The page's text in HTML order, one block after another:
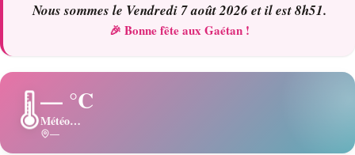
Nous sommes le Vendredi 7 août 2026 et il est 8h51.
🎉 Bonne fête aux Gaétan !
🌡️— °C
Météo…
—